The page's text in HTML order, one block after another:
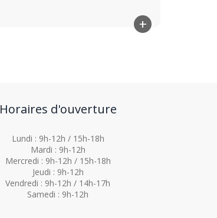
+
Horaires d'ouverture
Lundi : 9h-12h / 15h-18h
Mardi : 9h-12h
Mercredi : 9h-12h / 15h-18h
Jeudi : 9h-12h
Vendredi : 9h-12h / 14h-17h
Samedi : 9h-12h